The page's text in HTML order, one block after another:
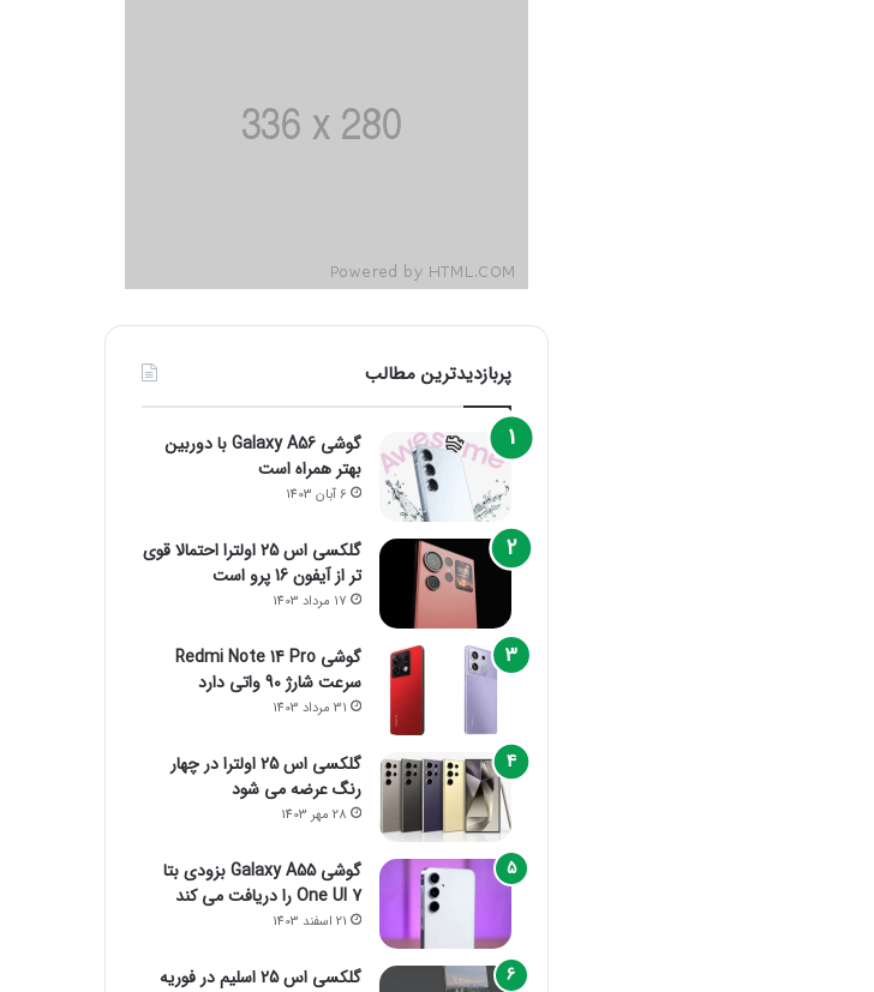
پربازدیدترین مطالب
گوشی Galaxy A56 با دوربین
بهتر همراه است
6 آبان 1403
گلکسی اس 25 اولترا احتمالا قوی
تر از آیفون 16 پرو است
17 مرداد 1403
گوشی Redmi Note 14 Pro
سرعت شارژ 90 واتی دارد
31 مرداد 1403
گلکسی اس 25 اولترا در چهار
رنگ عرضه می شود
28 مهر 1403
گوشی Galaxy A55 بزودی بتا
One UI 7 را دریافت می کند
21 اسفند 1403
گلکسی اس 25 اسلیم در فوریه